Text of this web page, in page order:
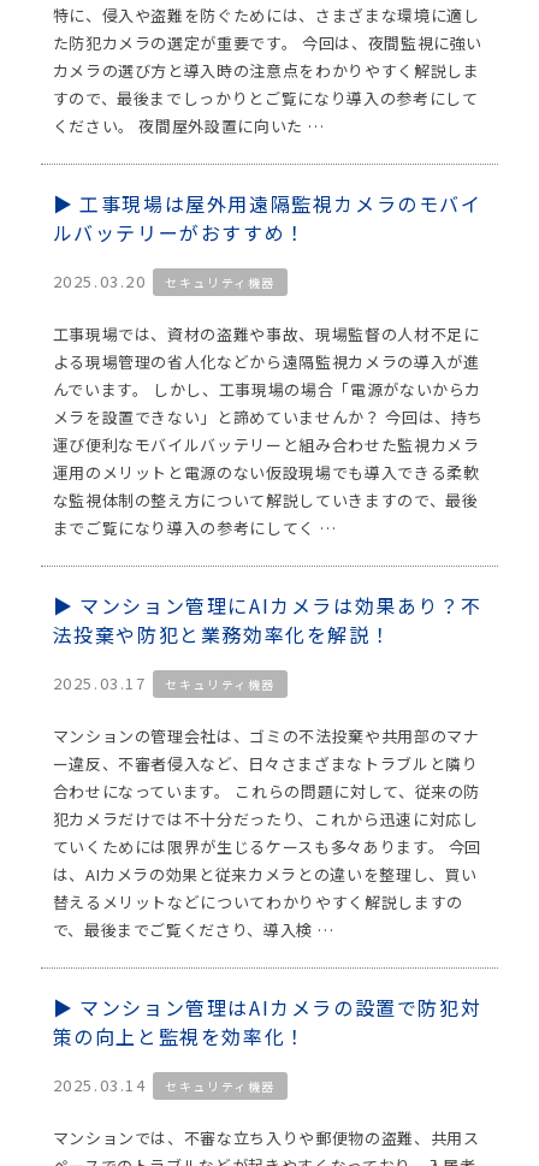
特に、侵入や盗難を防ぐためには、さまざまな環境に適し
た防犯カメラの選定が重要です。 今回は、夜間監視に強い
カメラの選び方と導入時の注意点をわかりやすく解説しま
すので、最後までしっかりとご覧になり導入の参考にして
ください。 夜間屋外設置に向いた …
工事現場は屋外用遠隔監視カメラのモバイ
ルバッテリーがおすすめ！
2025.03.20 セキュリティ機器
工事現場では、資材の盗難や事故、現場監督の人材不足に
よる現場管理の省人化などから遠隔監視カメラの導入が進
んでいます。 しかし、工事現場の場合「電源がないからカ
メラを設置できない」と諦めていませんか？ 今回は、持ち
運び便利なモバイルバッテリーと組み合わせた監視カメラ
運用のメリットと電源のない仮設現場でも導入できる柔軟
な監視体制の整え方について解説していきますので、最後
までご覧になり導入の参考にしてく …
マンション管理にAIカメラは効果あり？不
法投棄や防犯と業務効率化を解説！
2025.03.17 セキュリティ機器
マンションの管理会社は、ゴミの不法投棄や共用部のマナ
ー違反、不審者侵入など、日々さまざまなトラブルと隣り
合わせになっています。 これらの問題に対して、従来の防
犯カメラだけでは不十分だったり、これから迅速に対応し
ていくためには限界が生じるケースも多々あります。 今回
は、AIカメラの効果と従来カメラとの違いを整理し、買い
替えるメリットなどについてわかりやすく解説しますの
で、最後までご覧くださり、導入検 …
マンション管理はAIカメラの設置で防犯対
策の向上と監視を効率化！
2025.03.14 セキュリティ機器
マンションでは、不審な立ち入りや郵便物の盗難、共用ス